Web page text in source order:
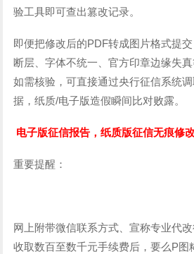
验工具即可查出篡改记录。
即便把修改后的PDF转成图片格式提
断层、字体不统一、官方印章边缘失
如需核验，可直接通过央行征信系统
据，纸质/电子版造假瞬间比对败露。
电子版征信报告，纸质版征信无痕修
重要提醒：
网上附带微信联系方式、宣称专业代
收取数百至数千元手续费后，要么P图